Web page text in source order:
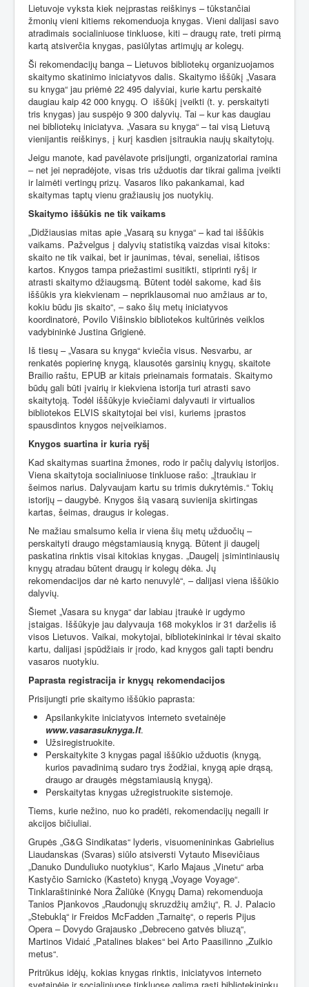
Lietuvoje vyksta kiek neįprastas reiškinys – tūkstančiai
žmonių vieni kitiems rekomenduoja knygas. Vieni dalijasi savo
atradimais socialiniuose tinkluose, kiti – draugų rate, treti pirmą
kartą atsiverčia knygas, pasiūlytas artimųjų ar kolegų.
Ši rekomendacijų banga – Lietuvos bibliotekų organizuojamos
skaitymo skatinimo iniciatyvos dalis. Skaitymo iššūkį „Vasara
su knyga“ jau priėmė 22 495 dalyviai, kurie kartu perskaitė
daugiau kaip 42 000 knygų. O iššūkį įveikti (t. y. perskaityti
tris knygas) jau suspėjo 9 300 dalyvių. Tai – kur kas daugiau
nei bibliotekų iniciatyva. „Vasara su knyga“ – tai visą Lietuvą
vienijantis reiškinys, į kurį kasdien įsitraukia naujų skaitytojų.
Jeigu manote, kad pavėlavote prisijungti, organizatoriai ramina
– net jei nepradėjote, visas tris užduotis dar tikrai galima įveikti
ir laimėti vertingų prizų. Vasaros liko pakankamai, kad
skaitymas taptų vienu gražiausių jos nuotykių.
Skaitymo iššūkis ne tik vaikams
„Didžiausias mitas apie „Vasarą su knyga“ – kad tai iššūkis
vaikams. Pažvelgus į dalyvių statistiką vaizdas visai kitoks:
skaito ne tik vaikai, bet ir jaunimas, tėvai, seneliai, ištisos
kartos. Knygos tampa priežastimi susitikti, stiprinti ryšį ir
atrasti skaitymo džiaugsmą. Būtent todėl sakome, kad šis
iššūkis yra kiekvienam – nepriklausomai nuo amžiaus ar to,
kokiu būdu jis skaito“, – sako šių metų iniciatyvos
koordinatorė, Povilo Višinskio bibliotekos kultūrinės veiklos
vadybininkė Justina Grigienė.
Iš tiesų – „Vasara su knyga“ kviečia visus. Nesvarbu, ar
renkatės popierinę knygą, klausotės garsinių knygų, skaitote
Brailio raštu, EPUB ar kitais prieinamais formatais. Skaitymo
būdų gali būti įvairių ir kiekviena istorija turi atrasti savo
skaitytoją. Todėl iššūkyje kviečiami dalyvauti ir virtualios
bibliotekos ELVIS skaitytojai bei visi, kuriems įprastos
spausdintos knygos neįveikiamos.
Knygos suartina ir kuria ryšį
Kad skaitymas suartina žmones, rodo ir pačių dalyvių istorijos.
Viena skaitytoja socialiniuose tinkluose rašo: „Įtraukiau ir
šeimos narius. Dalyvaujam kartu su trimis dukrytėmis.“ Tokių
istorijų – daugybė. Knygos šią vasarą suvienija skirtingas
kartas, šeimas, draugus ir kolegas.
Ne mažiau smalsumo kelia ir viena šių metų užduočių –
perskaityti draugo mėgstamiausią knygą. Būtent ji daugelį
paskatina rinktis visai kitokias knygas. „Daugelį įsimintiniausių
knygų atradau būtent draugų ir kolegų dėka. Jų
rekomendacijos dar nė karto nenuvylė“, – dalijasi viena iššūkio
dalyvių.
Šiemet „Vasara su knyga“ dar labiau įtraukė ir ugdymo
įstaigas. Iššūkyje jau dalyvauja 168 mokyklos ir 31 darželis iš
visos Lietuvos. Vaikai, mokytojai, bibliotekininkai ir tėvai skaito
kartu, dalijasi įspūdžiais ir įrodo, kad knygos gali tapti bendru
vasaros nuotykiu.
Paprasta registracija ir knygų rekomendacijos
Prisijungti prie skaitymo iššūkio paprasta:
Apsilankykite iniciatyvos interneto svetainėje
www.vasarasuknyga.lt.
Užsiregistruokite.
Perskaitykite 3 knygas pagal iššūkio užduotis (knygą,
kurios pavadinimą sudaro trys žodžiai, knygą apie drąsą,
draugo ar draugės mėgstamiausią knygą).
Perskaitytas knygas užregistruokite sistemoje.
Tiems, kurie nežino, nuo ko pradėti, rekomendacijų negaili ir
akcijos bičiuliai.
Grupės „G&G Sindikatas“ lyderis, visuomenininkas Gabrielius
Liaudanskas (Svaras) siūlo atsiversti Vytauto Misevičiaus
„Danuko Dunduliuko nuotykius“, Karlo Majaus „Vinetu“ arba
Kastyčio Sarnicko (Kasteto) knygą „Voyage Voyage“.
Tinklaraštininkė Nora Žaliūkė (Knygų Dama) rekomenduoja
Tanios Pjankovos „Raudonųjų skruzdžių amžių“, R. J. Palacio
„Stebuklą“ ir Freidos McFadden „Tarnaitę“, o reperis Pijus
Opera – Dovydo Grajausko „Debreceno gatvės bliuzą“,
Martinos Vidaić „Patalines blakes“ bei Arto Paasilinno „Zuikio
metus“.
Pritrūkus idėjų, kokias knygas rinktis, iniciatyvos interneto